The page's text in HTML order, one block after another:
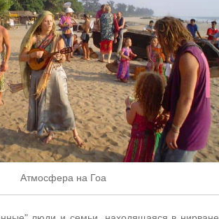
Атмосфера на Гоа